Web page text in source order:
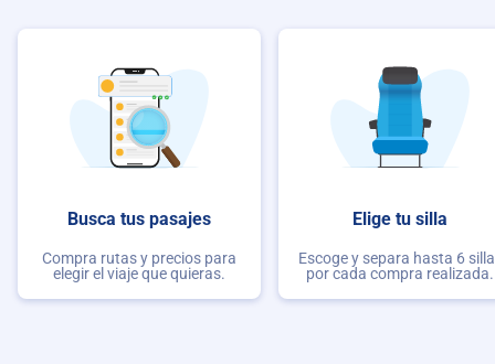
Busca tus pasajes
Compra rutas y precios para
elegir el viaje que quieras.
Elige tu silla
Escoge y separa hasta 6
por cada compra realizada.